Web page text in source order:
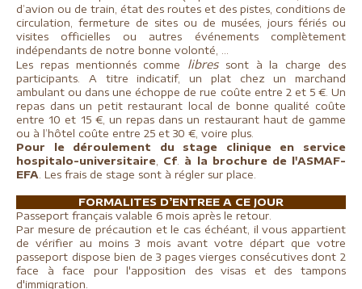
d’avion ou de train, état des routes et des pistes, conditions de
circulation, fermeture de sites ou de musées, jours fériés ou
visites officielles ou autres événements complètement
indépendants de notre bonne volonté, …
Les repas mentionnés comme libres sont à la charge des
participants. A titre indicatif, un plat chez un marchand
ambulant ou dans une échoppe de rue coûte entre 2 et 5 €. Un
repas dans un petit restaurant local de bonne qualité coûte
entre 10 et 15 €, un repas dans un restaurant haut de gamme
ou à l’hôtel coûte entre 25 et 30 €, voire plus.
Pour le déroulement du stage clinique en service
hospitalo-universitaire
Cf
à la brochure de l'ASMAF-
EFA Les frais de stage sont à régler sur place.
FORMALITES D’ENTREE A CE JOUR
Passeport français valable 6 mois après le retour.
Par mesure de précaution et le cas échéant, il vous appartient
de vérifier au moins 3 mois avant votre départ que votre
passeport dispose bien de 3 pages vierges consécutives dont 2
face à face pour l'apposition des visas et des tampons
d'immigration.